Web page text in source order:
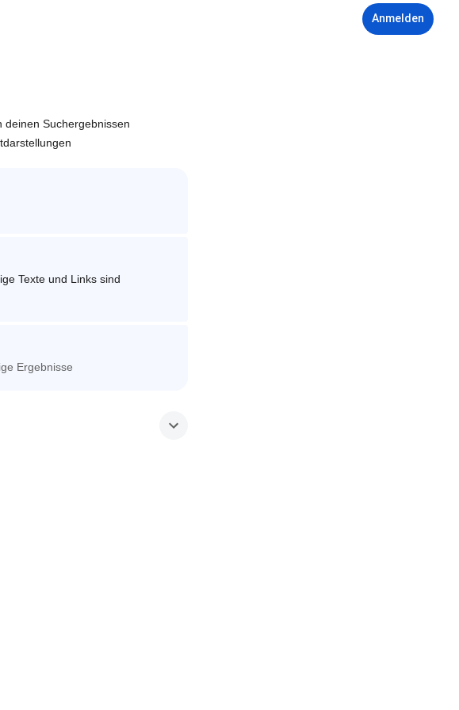
Anmelden
deinen Suchergebnissen
Texte und Links sind
Ergebnisse